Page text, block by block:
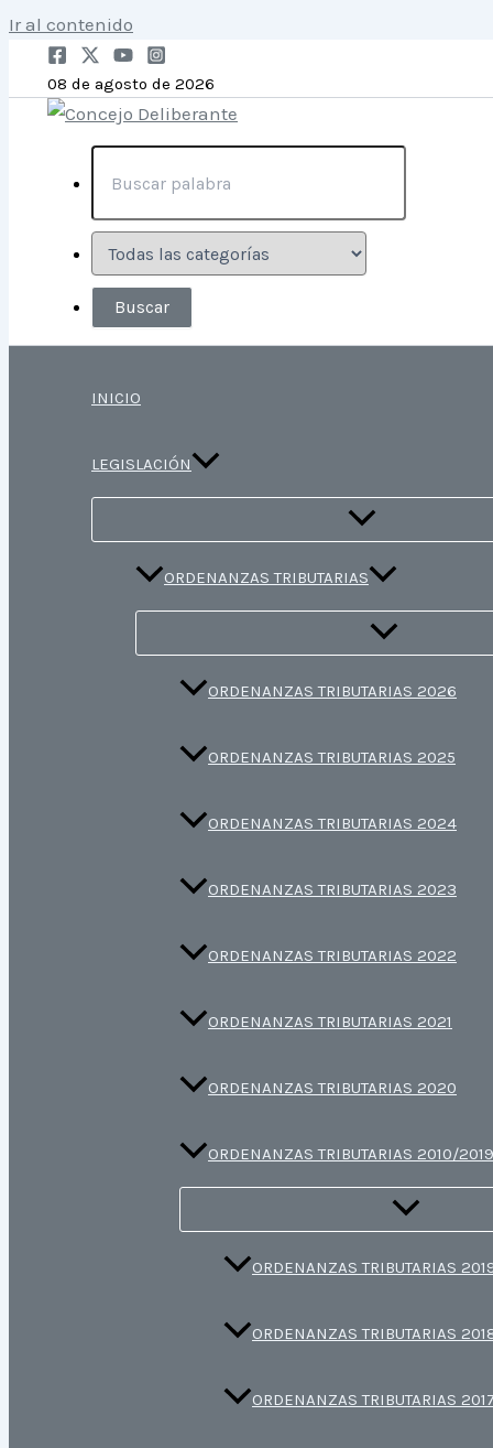
Ir al contenido
08 de agosto de 2026
INICIO
LEGISLACIÓN
ORDENANZAS TRIBUTARIAS
ORDENANZAS TRIBUTARIAS 2026
ORDENANZAS TRIBUTARIAS 2025
ORDENANZAS TRIBUTARIAS 2024
ORDENANZAS TRIBUTARIAS 2023
ORDENANZAS TRIBUTARIAS 2022
ORDENANZAS TRIBUTARIAS 2021
ORDENANZAS TRIBUTARIAS 2020
ORDENANZAS TRIBUTARIAS 2010/2019
ORDENANZAS TRIBUTARIAS
ORDENANZAS TRIBUTARIAS
ORDENANZAS TRIBUTARIAS 2017